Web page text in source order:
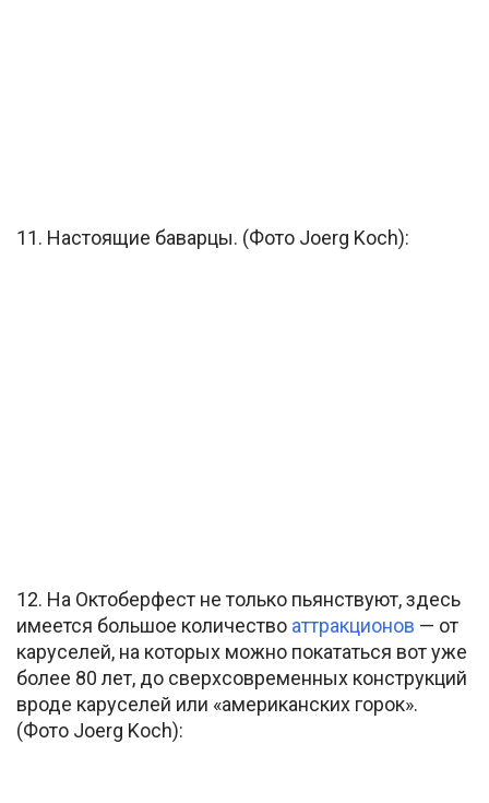
11. Настоящие баварцы. (Фото Joerg Koch):
12. На Октоберфест не только пьянствуют, здесь
имеется большое количество аттракционов — от
каруселей, на которых можно покататься вот уже
более 80 лет, до сверхсовременных конструкций
вроде каруселей или «американских горок».
(Фото Joerg Koch):